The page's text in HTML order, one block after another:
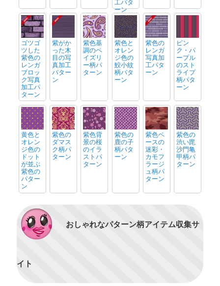
ーン
ゴツゴ
ツした
紫色の
レンガ
ブロッ
ク写真
加工パ
ターン
紫がか
った木
目の写
真加工
パター
ン
紫色基
調のペ
イズリ
ー柄パ
ターン
紫色と
オレン
ジ色の
鮫小紋
柄パタ
ーン
紫色の
レンガ
写真加
工パタ
ーン
ピン
ク・パ
ープル
のスト
ライプ
柄パタ
ーン
黄色と
オレン
ジ色の
ドット
が並ぶ
紫色の
パター
ン
紫色の
ダマス
ク柄パ
ターン
紫色背
景の桜
のイラ
ストパ
ターン
紫色の
鹿の子
柄パタ
ーン
紫色ベ
ースの
迷彩・
カモフ
ラージ
ュ柄パ
ターン
紫色の
渋い毘
沙門亀
甲柄パ
ターン
おしゃれなパターン柄アイテム収集サ
イト